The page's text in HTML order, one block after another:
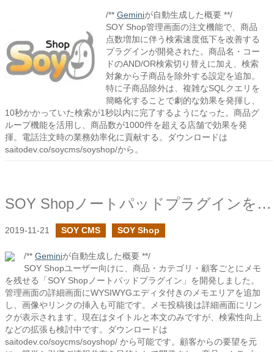
/** Geminiが自動生成した概要 **/
SOY Shop管理画面の注文機能で、商品
点数増加に伴う検索速度低下を改善する
プラグインが開発された。商品名・コー
ドのAND/OR検索切り替えに加え、検索
対象から子商品を除外する設定を追加。
特に子商品除外は、複雑なSQLクエリを
簡略化することで劇的な効果を発揮し、
10秒かかっていた検索が1秒以内に完了するようになった。商品グ
ループ機能を活用し、商品数が1000件を超える店舗で効果を発
揮。電話注文時の業務効率化に貢献する。ダウンロードは
saitodev.co/soycms/soyshop/から。
SOY Shopノートパッドプラグインを作成しました
2019-11-21 SOY CMS SOY Shop
/** Geminiが自動生成した概要 **/
SOY Shopユーザー向けに、商品・カテゴリ・顧客ごとにメモ
を残せる「SOY Shopノートパッドプラグイン」を開発しました。
管理画面の詳細画面にWYSIWYGエディタ付きのメモエリアを追加
し、画像やリンクの挿入も可能です。メモ投稿後は詳細画面にリン
クが表示されます。現在はタイトルと本文のみですが、検索性向上
などの拡張も検討中です。ダウンロードは
saitodev.co/soycms/soyshop/ から可能です。顧客からの要望を元